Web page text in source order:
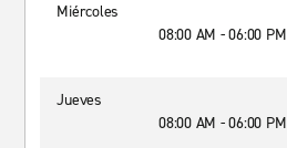
Miércoles
08:00 AM - 06:00 PM
Jueves
08:00 AM - 06:00 PM